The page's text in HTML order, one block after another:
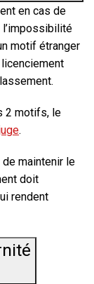
en cas de
l’impossibilité
motif étranger
2 motifs, le
.
maintenir le
doit
rendent